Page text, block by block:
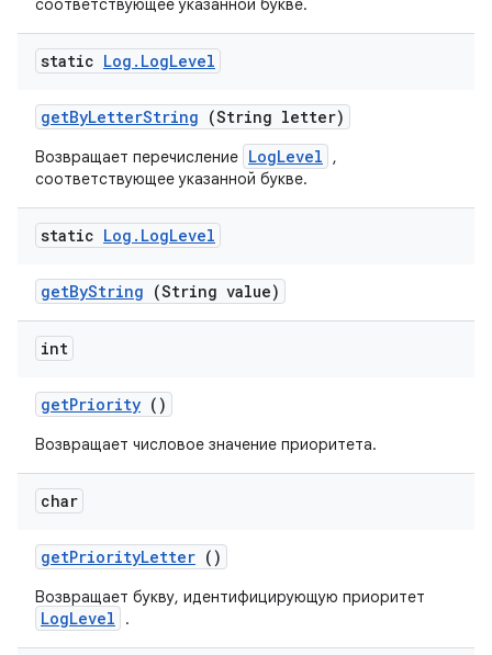
соответствующее указанной букве.
static Log . LogLevel
getByLetterString (String letter)
Возвращает перечисление LogLevel
,
соответствующее указанной букве.
static Log . LogLevel
getByString (String value)
int
getPriority ()
Возвращает числовое значение приоритета.
char
getPriorityLetter ()
Возвращает букву, идентифицирующую приоритет
LogLevel .